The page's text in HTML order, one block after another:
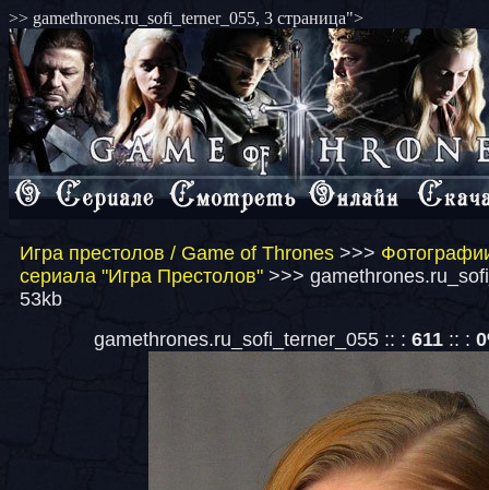
>> gamethrones.ru_sofi_terner_055, 3 страница">
Игра престолов / Game of Thrones >>>
сериала "Игра Престолов" >>>
53kb
gamethrones.ru_sofi_terner_055 :: : 611:: :